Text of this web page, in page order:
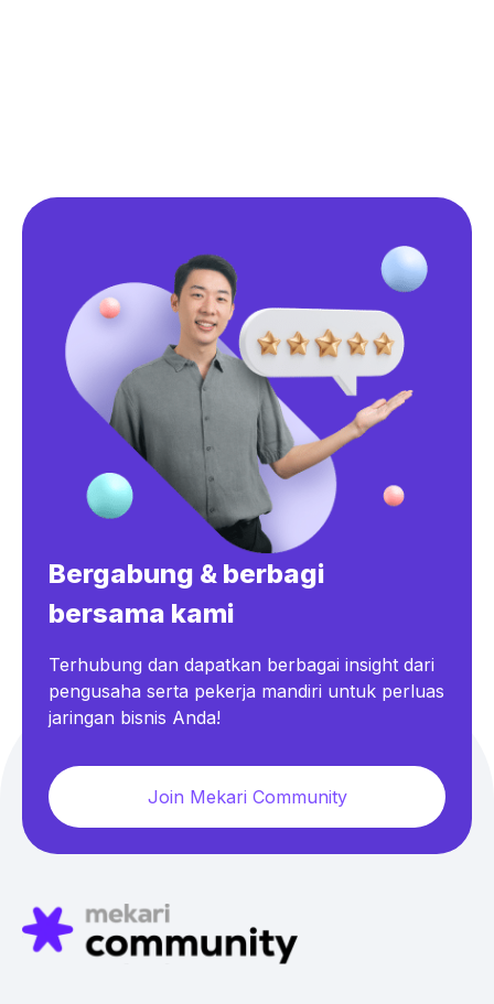
Bergabung & berbagi
bersama kami
Terhubung dan dapatkan berbagai insight dari
pengusaha serta pekerja mandiri untuk perluas
jaringan bisnis Anda!
Join Mekari Community